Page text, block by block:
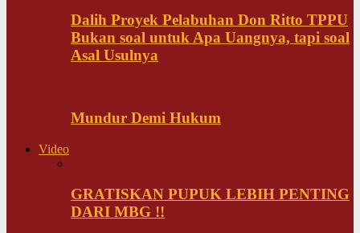
Dalih Proyek Pelabuhan Don Ritto TPPU
Bukan soal untuk Apa Uangnya, tapi soal
Asal Usulnya
Mundur Demi Hukum
Video
GRATISKAN PUPUK LEBIH PENTING
DARI MBG !!